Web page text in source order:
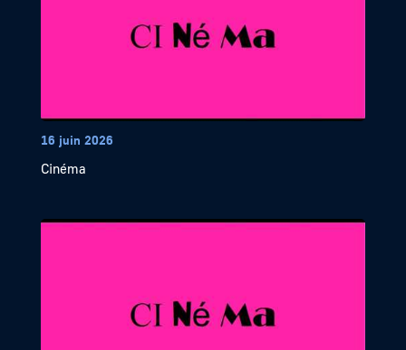
16 juin 2026
Cinéma